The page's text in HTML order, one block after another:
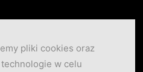
pliki cookies oraz
w celu